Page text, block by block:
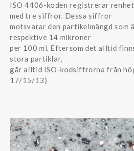
ISO 4406-koden registrerar
med tre siffror. Dessa siffror
motsvarar den partikelmängd som
respektive 14 mikroner
per 100 ml. Eftersom det alltid
stora partiklar,
går alltid ISO-kodsiffrorna från
17/15/13)